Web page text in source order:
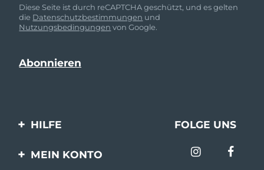
Diese Seite ist durch reCAPTCHA geschützt, und es gelten
die Datenschutzbestimmungen und
Nutzungsbedingungen von Google.
HILFE
Kontaktiere uns
FOLGE UNS
MEIN KONTO